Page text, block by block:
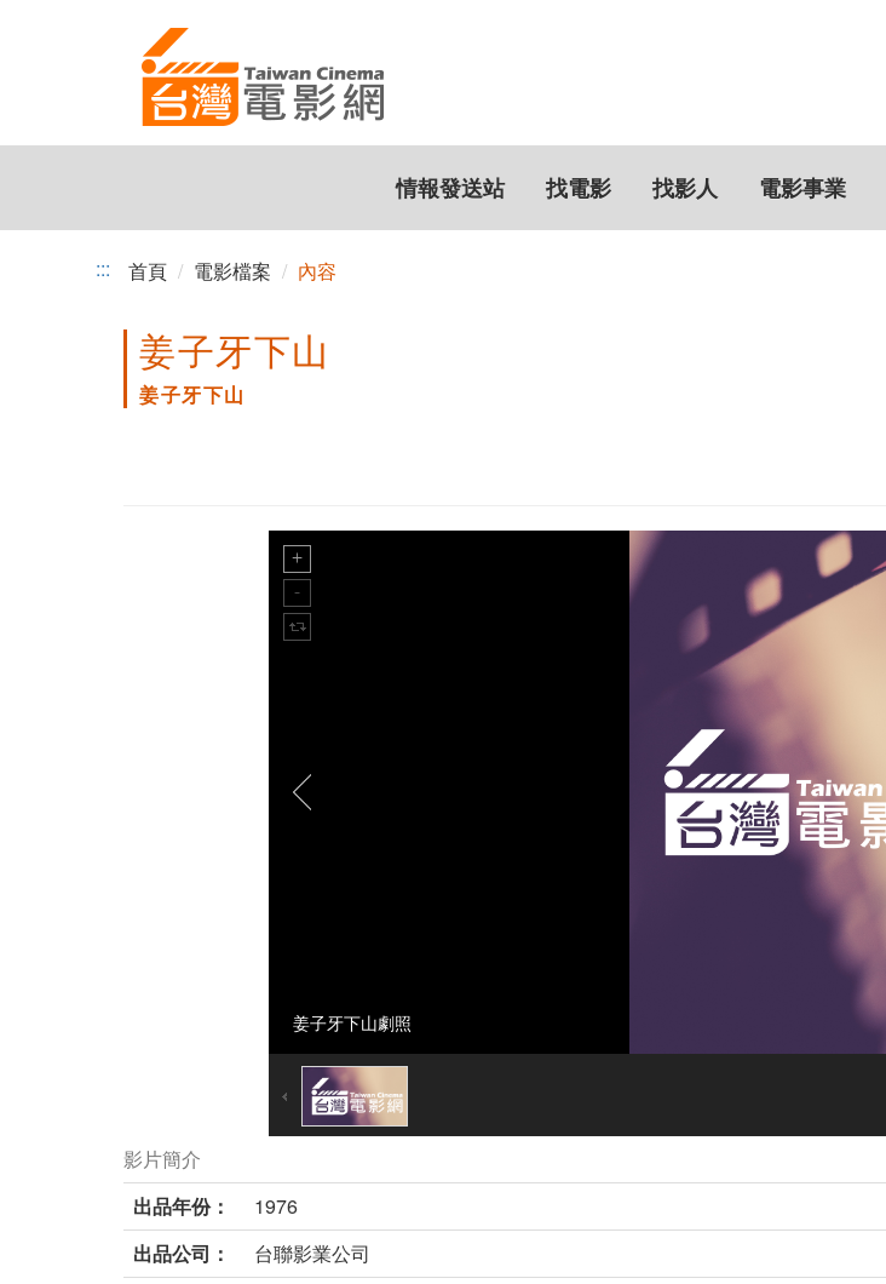
情報發送站 找電影 找影人 電影事業
::: 首頁 電影檔案 內容
姜子牙下山
姜子牙下山
姜子牙下山劇照
影片簡介
出品年份：
1976
出品公司：
台聯影業公司